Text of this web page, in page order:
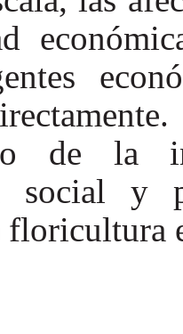
de la
social y